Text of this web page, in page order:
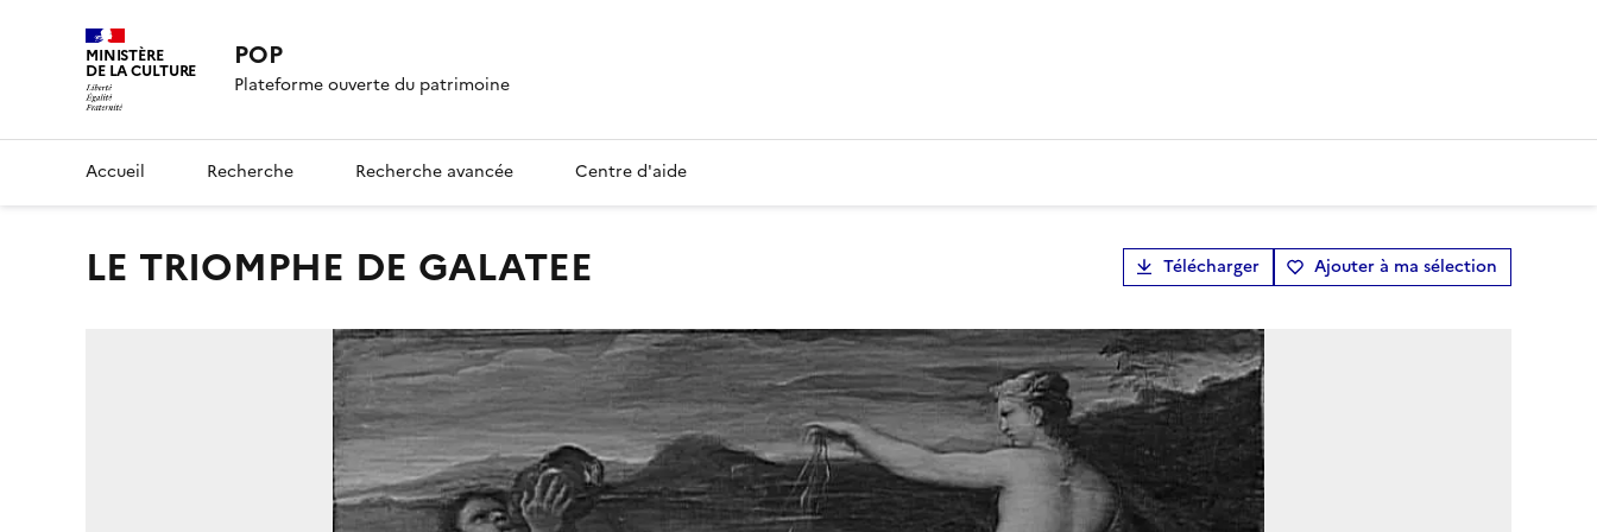
MINISTÈRE
DE LA CULTURE POP
Plateforme ouverte du patrimoine
Accueil Recherche Recherche avancée Centre d'aide
LE TRIOMPHE DE GALATEE Télécharger Ajouter à ma sélection